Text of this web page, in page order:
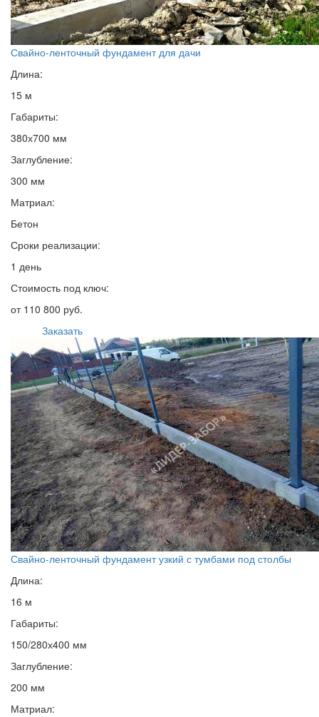
Свайно-ленточный фундамент для дачи
Длина:
15 м
Габариты:
380х700 мм
Заглубление:
300 мм
Матриал:
Бетон
Сроки реализации:
1 день
Стоимость под ключ:
от 110 800 руб.
Заказать
Свайно-ленточный фундамент узкий с тумбами под столбы
Длина:
16 м
Габариты:
150/280х400 мм
Заглубление:
200 мм
Матриал: